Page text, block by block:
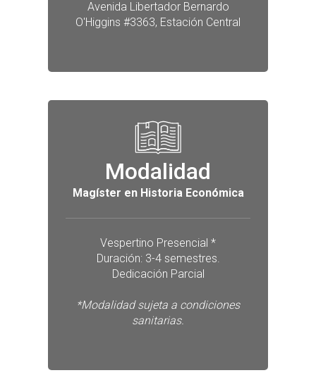
Avenida Libertador Bernardo
O'Higgins #3363, Estación Central
Modalidad
Magíster en Historia Económica
Vespertino Presencial *
Duración: 3-4 semestres.
Dedicación Parcial
*Modalidad sujeta a condiciones
sanitarias.